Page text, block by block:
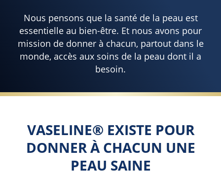
Nous pensons que la santé de la peau est
essentielle au bien-être. Et nous avons pour
mission de donner à chacun, partout dans le
monde, accès aux soins de la peau dont il a
besoin.
VASELINE® EXISTE POUR
DONNER À CHACUN UNE
PEAU SAINE